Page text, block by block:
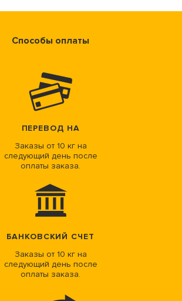
Способы оплаты
ПЕРЕВОД НА
Заказы от 10 кг на
следующий день после
оплаты заказа.
БАНКОВСКИЙ СЧЕТ
Заказы от 10 кг на
следующий день после
оплаты заказа.